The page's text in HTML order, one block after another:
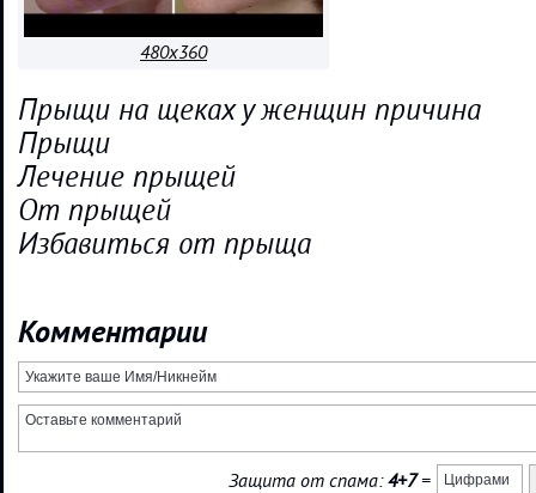
480x360
Прыщи на щеках у женщин причина
Прыщи
Лечение прыщей
От прыщей
Избавиться от прыща
Комментарии
Защита от спама:4+7=